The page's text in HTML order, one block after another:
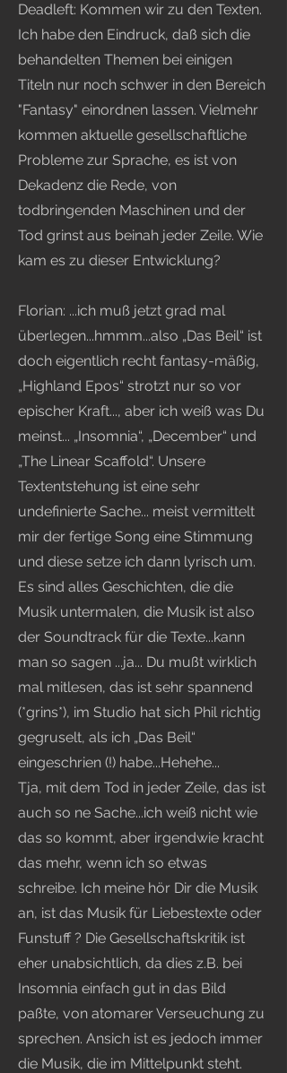
Deadleft: Kommen wir zu den Texten.
Ich habe den Eindruck, daß sich die
behandelten Themen bei einigen
Titeln nur noch schwer in den Bereich
"Fantasy" einordnen lassen. Vielmehr
kommen aktuelle gesellschaftliche
Probleme zur Sprache, es ist von
Dekadenz die Rede, von
todbringenden Maschinen und der
Tod grinst aus beinah jeder Zeile. Wie
kam es zu dieser Entwicklung?
Florian: ...ich muß jetzt grad mal
überlegen...hmmm...also „Das Beil“ ist
doch eigentlich recht fantasy-mäßig,
„Highland Epos“ strotzt nur so vor
epischer Kraft..., aber ich weiß was Du
meinst... „Insomnia“, „December“ und
„The Linear Scaffold“. Unsere
Textentstehung ist eine sehr
undefinierte Sache... meist vermittelt
mir der fertige Song eine Stimmung
und diese setze ich dann lyrisch um.
Es sind alles Geschichten, die die
Musik untermalen, die Musik ist also
der Soundtrack für die Texte...kann
man so sagen ...ja... Du mußt wirklich
mal mitlesen, das ist sehr spannend
(*grins*), im Studio hat sich Phil richtig
gegruselt, als ich „Das Beil“
eingeschrien (!) habe...Hehehe...
Tja, mit dem Tod in jeder Zeile, das ist
auch so ne Sache...ich weiß nicht wie
das so kommt, aber irgendwie kracht
das mehr, wenn ich so etwas
schreibe. Ich meine hör Dir die Musik
an, ist das Musik für Liebestexte oder
Funstuff ? Die Gesellschaftskritik ist
eher unabsichtlich, da dies z.B. bei
Insomnia einfach gut in das Bild
paßte, von atomarer Verseuchung zu
sprechen. Ansich ist es jedoch immer
die Musik, die im Mittelpunkt steht.